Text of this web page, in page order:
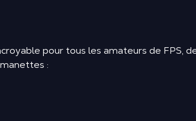
pour tous les amateurs de FPS,
: